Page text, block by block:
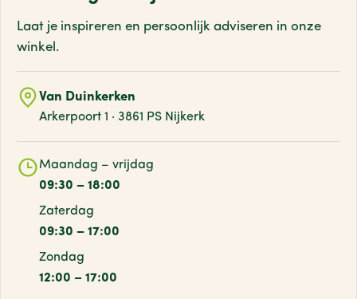
Laat je inspireren en persoonlijk adviseren in onze
winkel.
Van Duinkerken
Arkerpoort 1 · 3861 PS Nijkerk
Maandag – vrijdag
09:30 – 18:00
Zaterdag
09:30 – 17:00
Zondag
12:00 – 17:00